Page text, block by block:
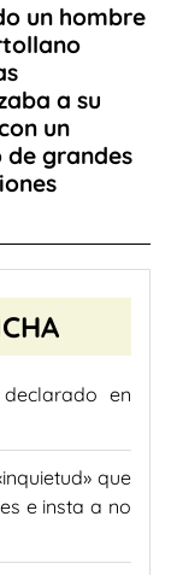
un hombre
a su
un
de grandes
en
que
e insta a no